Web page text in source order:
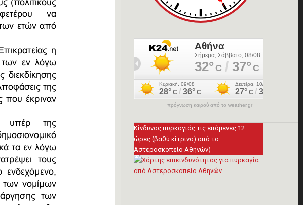
πρόγνωση καιρού από το weather.gr
Κίνδυνος πυρκαγιάς τις επόμενες 12
ώρες (βαθύ κίτρινο) από το
Αστεροσκοπείο Αθηνών)